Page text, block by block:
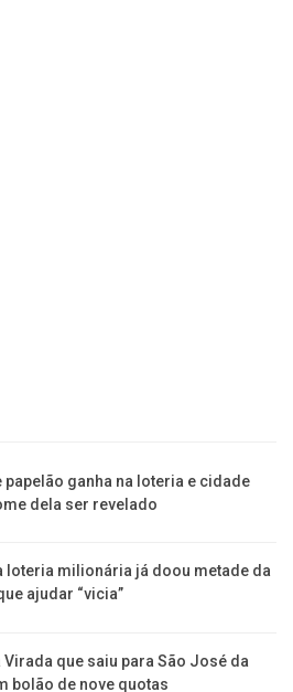
papelão ganha na loteria e cidade
dela ser revelado
loteria milionária já doou metade da
ajudar “vicia”
Virada que saiu para São José da
bolão de nove quotas